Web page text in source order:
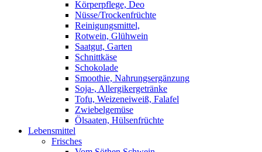
Körperpflege, Deo
Nüsse/Trockenfrüchte
Reinigungsmittel,
Rotwein, Glühwein
Saatgut, Garten
Schnittkäse
Schokolade
Smoothie, Nahrungsergänzung
Soja-, Allergikergetränke
Tofu, Weizeneiweiß, Falafel
Zwiebelgemüse
Ölsaaten, Hülsenfrüchte
Lebensmittel
Frisches